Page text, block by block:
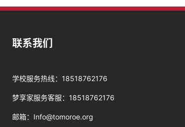
联系我们
学校服务热线：18518762176
梦享家服务客服：18518762176
邮箱：Info@tomoroe.org